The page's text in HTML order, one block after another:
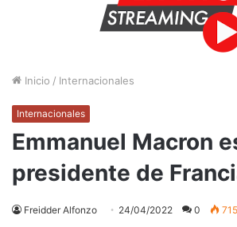
Inicio / Internacionales
Internacionales
Emmanuel Macron
presidente de
Freidder Alfonzo 24/04/2022 0 715